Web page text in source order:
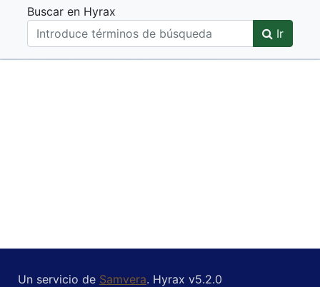
Buscar en Hyrax
Ir
Un servicio de Samvera. Hyrax v5.2.0